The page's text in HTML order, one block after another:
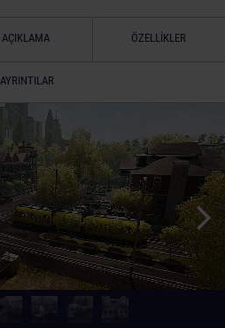
AÇIKLAMA ÖZELLIKLER
AYRINTILAR